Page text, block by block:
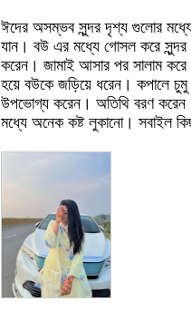
ঈদের অসম্ভব সুন্দর দৃশ্য গুলোর
যান। বউ এর মধ্যে গোসল করে
করেন। জামাই আসার পর সালাম
হয়ে বউকে জড়িয়ে ধরেন। কপালে
উপভোগ্য করেন। অতিথি বরণ
মধ্যে অনেক কষ্ট লুকানো। সবাইল